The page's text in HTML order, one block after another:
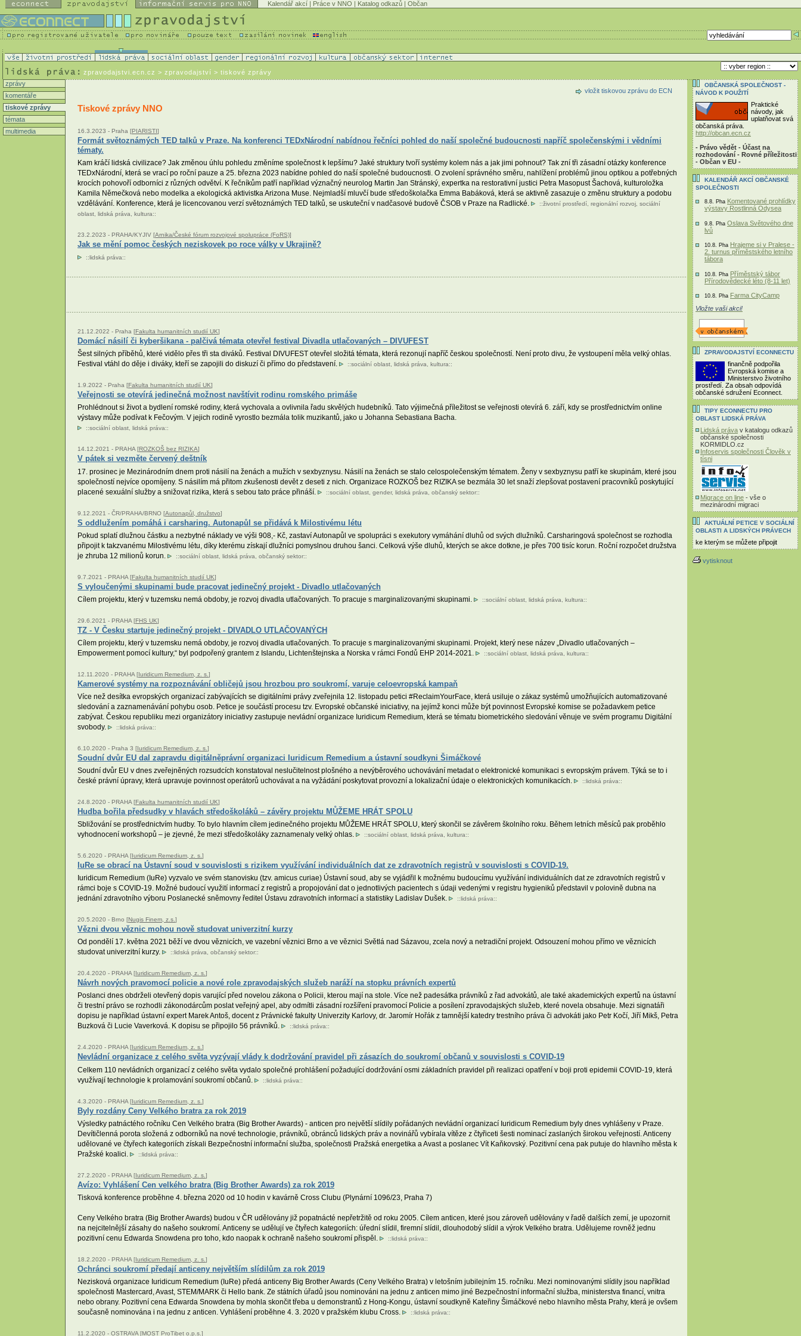
Kalendář akcí | Práce v NNO | Katalog odkazů | Občan
zpravodajstvi.ecn.cz > zpravodajství > tiskové zprávy
zprávy
komentáře
tiskové zprávy
témata
multimedia
vložit tiskovou zprávu do ECN
Tiskové zprávy NNO
16.3.2023 - Praha [PIARISTI]
Formát světoznámých TED talků v Praze. Na konferenci TEDxNárodní nabídnou řečníci pohled do naší společné budoucnosti napříč společenskými i vědními
tématy.
Kam kráčí lidská civilizace? Jak změnou úhlu pohledu změníme společnost k lepšímu? Jaké struktury tvoří systémy kolem nás a jak jimi pohnout? Tak zní tři zásadní otázky konference
TEDxNárodní, která se vrací po roční pauze a 25. března 2023 nabídne pohled do naší společné budoucnosti. O zvolení správného směru, nahlížení problémů jinou optikou a potřebných
krocích pohovoří odborníci z různých odvětví. K řečníkům patří například význačný neurolog Martin Jan Stránský, expertka na restorativní justici Petra Masopust Šachová, kulturoložka
Kamila Němečková nebo modelka a ekologická aktivistka Arizona Muse. Nejmladší mluvčí bude středoškolačka Emma Babáková, která se aktivně zasazuje o změnu struktury a podobu
vzdělávání. Konference, která je licencovanou verzí světoznámých TED talků, se uskuteční v nadčasové budově ČSOB v Praze na Radlické.
::životní prostředí regionální rozvoj sociální
oblast lidská práva kultura::
23.2.2023 - PRAHA/KYJIV [Arnika/České fórum rozvojové spolupráce (FoRS)]
Jak se mění pomoc českých neziskovek po roce války v Ukrajině?
::lidská práva::
21.12.2022 - Praha [Fakulta humanitních studií UK]
Domácí násilí či kyberšikana - palčivá témata otevřel festival Divadla utlačovaných – DIVUFEST
Šest silných příběhů, které vidělo přes tři sta diváků. Festival DIVUFEST otevřel složitá témata, která rezonují napříč českou společností. Není proto divu, že vystoupení měla velký ohlas.
Festival vtáhl do děje i diváky, kteří se zapojili do diskuzí či přímo do představení.
::sociální oblast, lidská práva, kultura::
1.9.2022 - Praha [Fakulta humanitních studií UK]
Veřejnosti se otevírá jedinečná možnost navštívit rodinu romského primáše
Prohlédnout si život a bydlení romské rodiny, která vychovala a ovlivnila řadu skvělých hudebníků. Tato výjimečná příležitost se veřejnosti otevírá 6. září, kdy se prostřednictvím online
výstavy může podívat k Fečovým. V jejich rodině vyrostlo bezmála tolik muzikantů, jako u Johanna Sebastiana Bacha.
::sociální oblast, lidská práva::
14.12.2021 - PRAHA [ROZKOŠ bez RIZIKA]
V pátek si vezměte červený deštník
17. prosinec je Mezinárodním dnem proti násilí na ženách a mužích v sexbyznysu. Násilí na ženách se stalo celospolečenským tématem. Ženy v sexbyznysu patří ke skupinám, které jsou
společností nejvíce opomíjeny. S násilím má přitom zkušenosti devět z deseti z nich. Organizace ROZKOŠ bez RIZIKA se bezmála 30 let snaží zlepšovat postavení pracovníků poskytující
placené sexuální služby a snižovat rizika, která s sebou tato práce přináší.
::sociální oblast gender, lidská práva občanský sektor::
9.12.2021 - ČR/PRAHA/BRNO [Autonapůl, družstvo]
S oddlužením pomáhá i carsharing. Autonapůl se přidává k Milostivému létu
Pokud splatí dlužnou částku a nezbytné náklady ve výši 908,- Kč, zastaví Autonapůl ve spolupráci s exekutory vymáhání dluhů od svých dlužníků. Carsharingová společnost se rozhodla
připojit k takzvanému Milostivému létu, díky kterému získají dlužníci pomyslnou druhou šanci. Celková výše dluhů, kterých se akce dotkne, je přes 700 tisíc korun. Roční rozpočet družstva
je zhruba 12 milionů korun.
::sociální oblast lidská práva občanský sektor::
9.7.2021 - PRAHA [Fakulta humanitních studií UK]
S vyloučenými skupinami bude pracovat jedinečný projekt - Divadlo utlačovaných
Cílem projektu, který v tuzemsku nemá obdoby, je rozvoj divadla utlačovaných. To pracuje s marginalizovanými skupinami. ::sociální oblast lidská práva kultura::
29.6.2021 - PRAHA [FHS UK]
TZ - V Česku startuje jedinečný projekt - DIVADLO UTLAČOVANÝCH
Cílem projektu, který v tuzemsku nemá obdoby, je rozvoj divadla utlačovaných. To pracuje s marginalizovanými skupinami. Projekt, který nese název „Divadlo utlačovaných –
Empowerment pomocí kultury,“ byl podpořený grantem z Islandu, Lichtenštejnska a Norska v rámci Fondů EHP 2014-2021.
::sociální oblast lidská práva kultura::
12.11.2020 - PRAHA [Iuridicum Remedium, z. s. ]
Kamerové systémy na rozpoznávání obličejů jsou hrozbou pro soukromí, varuje celoevropská kampaň
Více než desítka evropských organizací zabývajících se digitálními právy zveřejnila 12. listopadu petici #ReclaimYourFace, která usiluje o zákaz systémů umožňujících automatizované
sledování a zaznamenávání pohybu osob. Petice je součástí procesu tzv. Evropské občanské iniciativy, na jejímž konci může být povinnost Evropské komise se požadavkem petice
zabývat. Českou republiku mezi organizátory iniciativy zastupuje nevládní organizace Iuridicum Remedium, která se tématu biometrického sledování věnuje ve svém programu Digitální
svobody.
::lidská práva::
6.10.2020 - Praha 3 [Iuridicum Remedium, z. s. ]
Soudní dvůr EU dal zapravdu digitálněprávní organizaci Iuridicum Remedium a ústavní soudkyni Šimáčkové
Soudní dvůr EU v dnes zveřejněných rozsudcích konstatoval neslučitelnost plošného a nevýběrového uchovávání metadat o elektronické komunikaci s evropským právem. Týká se to i
české právní úpravy, která upravuje povinnost operátorů uchovávat a na vyžádání poskytovat provozní a lokalizační údaje o elektronických komunikacích.
::lidská práva::
24.8.2020 - PRAHA [Fakulta humanitních studií UK]
Hudba bořila předsudky v hlavách středoškoláků – závěry projektu MŮŽEME HRÁT SPOLU
Sbližování se prostřednictvím hudby. To bylo hlavním cílem jedinečného projektu MŮŽEME HRÁT SPOLU, který skončil se závěrem školního roku. Během letních měsíců pak proběhlo
vyhodnocení workshopů – je zjevné, že mezi středoškoláky zaznamenaly velký ohlas.
::sociální oblast lidská práva kultura::
5.6.2020 - PRAHA [Iuridicum Remedium, z. s. ]
IuRe se obrací na Ústavní soud v souvislosti s rizikem využívání individuálních dat ze zdravotních registrů v souvislosti s COVID-19.
Iuridicum Remedium (IuRe) vyzvalo ve svém stanovisku (tzv. amicus curiae) Ústavní soud, aby se vyjádřil k možnému budoucímu využívání individuálních dat ze zdravotních registrů v
rámci boje s COVID-19. Možné budoucí využití informací z registrů a propojování dat o jednotlivých pacientech s údaji vedenými v registru hygieniků představil v polovině dubna na
jednání zdravotního výboru Poslanecké sněmovny ředitel Ústavu zdravotních informací a statistiky Ladislav Dušek.
::lidská práva::
20.5.2020 - Brno [Nugis Finem, z.s.]
Vězni dvou věznic mohou nově studovat univerzitní kurzy
Od pondělí 17. května 2021 běží ve dvou věznicích, ve vazební věznici Brno a ve věznici Světlá nad Sázavou, zcela nový a netradiční projekt. Odsouzení mohou přímo ve věznicích
studovat univerzitní kurzy.
::lidská práva, občanský sektor::
20.4.2020 - PRAHA [Iuridicum Remedium, z. s.]
Návrh nových pravomocí policie a nové role zpravodajských služeb naráží na stopku právních expertů
Poslanci dnes obdrželi otevřený dopis varující před novelou zákona o Policii, kterou mají na stole. Více než padesátka právníků z řad advokátů, ale také akademických expertů na ústavní
či trestní právo se rozhodli zákonodárcům poslat veřejný apel, aby odmítli zásadní rozšíření pravomocí Policie a posílení zpravodajských služeb, které novela obsahuje. Mezi signatáři
dopisu je například ústavní expert Marek Antoš, docent z Právnické fakulty Univerzity Karlovy, dr. Jaromír Hořák z tamnější katedry trestního práva či advokáti jako Petr Kočí, Jiří Mikš, Petra
Buzková či Lucie Vaverková. K dopisu se připojilo 56 právníků.
:: lidská práva::
2.4.2020 - PRAHA [ Iuridicum Remedium, z. s.]
Nevládní organizace z celého světa vyzývají vlády k dodržování pravidel při zásazích do soukromí občanů v souvislosti s COVID-19
Celkem 110 nevládních organizací z celého světa vydalo společné prohlášení požadující dodržování osmi základních pravidel při realizaci opatření v boji proti epidemii COVID-19, která
využívají technologie k prolamování soukromí občanů.
::lidská práva::
4.3.2020 - PRAHA [Iuridicum Remedium, z. s. ]
Byly rozdány Ceny Velkého bratra za rok 2019
Výsledky patnáctého ročníku Cen Velkého bratra (Big Brother Awards) - anticen pro největší slídily pořádaných nevládní organizací Iuridicum Remedium byly dnes vyhlášeny v Praze.
Devítičlenná porota složená z odborníků na nové technologie, právníků, obránců lidských práv a novinářů vybírala vítěze z čtyřiceti šesti nominací zaslaných širokou veřejností. Anticeny
udělované ve čtyřech kategoriích získali Bezpečnostní informační služba, společnosti Pražská energetika a Avast a poslanec Vít Kaňkovský. Pozitivní cena pak putuje do hlavního města k
Pražské koalici.
::lidská práva::
27.2.2020 - PRAHA [Iuridicum Remedium, z. s. ]
Avízo: Vyhlášení Cen velkého bratra (Big Brother Awards) za rok 2019
Tisková konference proběhne 4. března 2020 od 10 hodin v kavárně Cross Clubu (Plynární 1096/23, Praha 7)
Ceny Velkého bratra (Big Brother Awards) budou v ČR udělovány již popatnácté nepřetržitě od roku 2005. Cílem anticen, které jsou zároveň udělovány v řadě dalších zemí, je upozornit
na nejcitelnější zásahy do našeho soukromí. Anticeny se udělují ve čtyřech kategoriích: úřední slídil, firemní slídil, dlouhodobý slídil a výrok Velkého bratra. Udělujeme rovněž jednu
pozitivní cenu Edwarda Snowdena pro toho, kdo naopak k ochraně našeho soukromí přispěl.
::lidská práva::
18.2.2020 - PRAHA [Iuridicum Remedium, z. s. ]
Ochránci soukromí předají anticeny největším slídilům za rok 2019
Nezisková organizace Iuridicum Remedium (IuRe) předá anticeny Big Brother Awards (Ceny Velkého Bratra) v letošním jubilejním 15. ročníku. Mezi nominovanými slídily jsou například
společnosti Mastercard, Avast, STEM/MARK či Hello bank. Ze státních úřadů jsou nominováni na jednu z anticen mimo jiné Bezpečnostní informační služba, ministerstva financí, vnitra
nebo obrany. Pozitivní cena Edwarda Snowdena by mohla skončit třeba u demonstrantů z Hong-Kongu, ústavní soudkyně Kateřiny Šimáčkové nebo hlavního města Prahy, která je ovšem
současně nominována i na jednu z anticen. Vyhlášení proběhne 4. 3. 2020 v pražském klubu Cross.
::lidská práva::
11.2.2020 - OSTRAVA [MOST ProTibet o.p.s. ]
OBČANSKÁ SPOLEČNOST -
NÁVOD K POUŽITÍ
Praktické
návody, jak
uplatňovat svá
občanská práva.
http://obcan.ecn.cz
- Právo vědět - Účast na
rozhodování - Rovné příležitosti
- Občan v EU -
KALENDÁŘ AKCÍ OBČANSKÉ
SPOLEČNOSTI
8.8. Pha Komentované prohlídky
výstavy Rostlinná Odysea
9.8. Pha Oslava Světového dne
lvů
10.8. Pha Hrajeme si v Pralese -
2. turnus příměstského letního
tábora
10.8. Pha Příměstský tábor
Přírodovědecké léto (8-11 let)
10.8. Pha Farma CityCamp
Vložte vaši akci!
ZPRAVODAJSTVÍ ECONNECTU
finančně podpořila
Evropská komise a
Ministerstvo životního
prostředí. Za obsah odpovídá
občanské sdružení Econnect.
TIPY ECONNECTU PRO
OBLAST LIDSKÁ PRÁVA
Lidská práva v katalogu odkazů
občanské společnosti
KORMIDLO.cz
Infoservis společnosti Člověk v
tísni
Migrace on line - vše o
mezinárodní migraci
AKTUÁLNÍ PETICE V SOCIÁLNÍ
OBLASTI A LIDSKÝCH PRÁVECH
ke kterým se můžete připojit
vytisknout